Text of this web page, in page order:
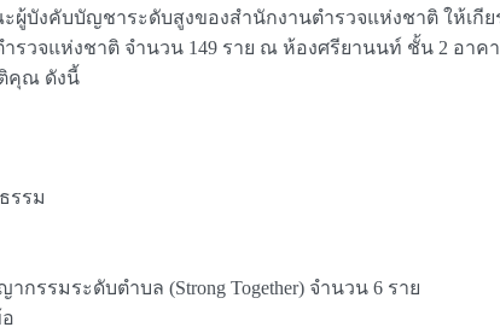
บังคับบัญชาระดับสูงของสำนักงานตำรวจแห่งชาติ ให้เกีย
จแห่งชาติ จำนวน 149 ราย ณ ห้องศรียานนท์ ชั้น 2 อาคา
ติคุณ ดังนี้
รรม
รมระดับตำบล (Strong Together) จำนวน 6 ราย